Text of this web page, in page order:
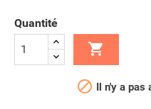
Quantité

 Il n'y a pas